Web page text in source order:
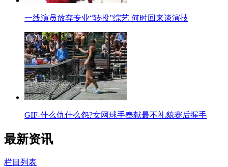
一线演员放弃专业“转投”综艺 何时回来谈演技
GIF-什么仇什么怨?女网球手奉献最不礼貌赛后握手
最新资讯
栏目列表